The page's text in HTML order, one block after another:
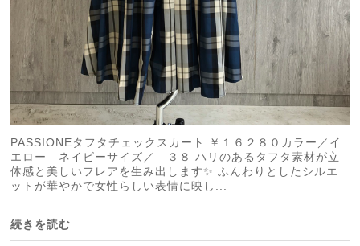
PASSIONEタフタチェックスカート ￥１６２８０カラー／イ
エロー ネイビーサイズ／ ３８ ハリのあるタフタ素材が立
体感と美しいフレアを生み出します✨ ふんわりとしたシルエ
ットが華やかで女性らしい表情に映し...
続きを読む